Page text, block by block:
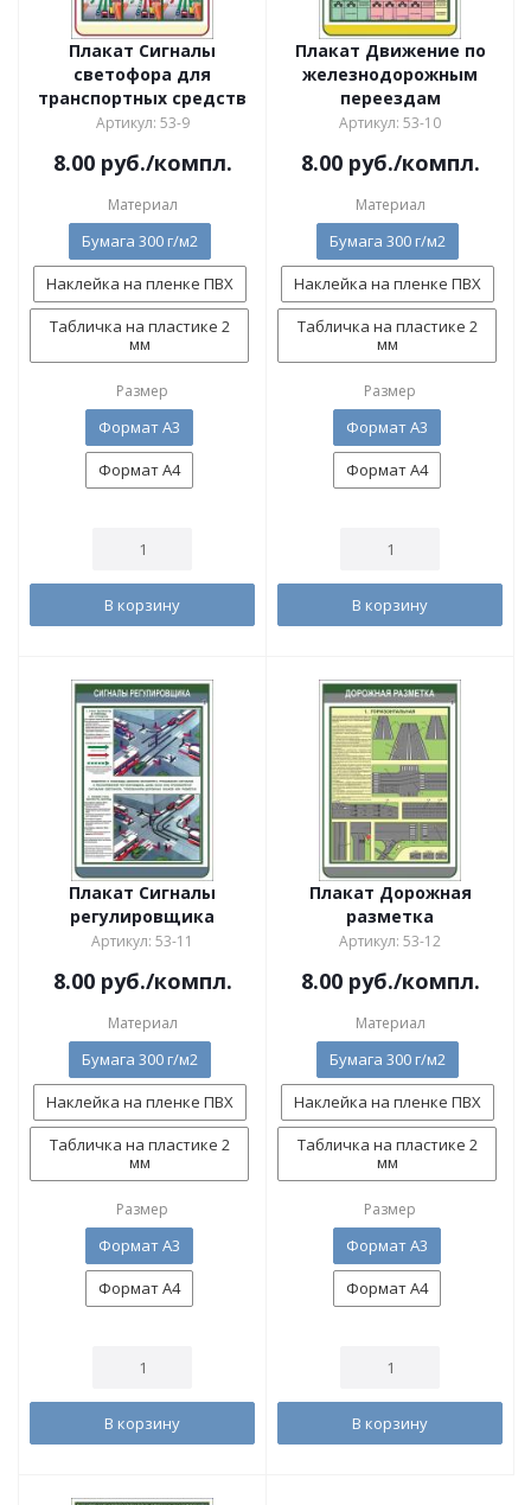
Плакат Сигналы
светофора для
транспортных средств
Артикул: 53-9
8.00руб./компл.
Материал
Бумага 300 г/м2
Наклейка на пленке ПВХ
Табличка на пластике 2
мм
Размер
Формат А3
Формат А4
В корзину
Плакат Движение по
железнодорожным
переездам
Артикул: 53-10
8.00руб./компл.
Материал
Бумага 300 г/м2
Наклейка на пленке ПВХ
Табличка на пластике 2
мм
Размер
Формат А3
Формат А4
В корзину
Плакат Сигналы
регулировщика
Артикул: 53-11
8.00руб./компл.
Материал
Бумага 300 г/м2
Наклейка на пленке ПВХ
Табличка на пластике 2
мм
Размер
Формат А3
Формат А4
В корзину
Плакат Дорожная
разметка
Артикул: 53-12
8.00руб./компл.
Материал
Бумага 300 г/м2
Наклейка на пленке ПВХ
Табличка на пластике 2
мм
Размер
Формат А3
Формат А4
В корзину